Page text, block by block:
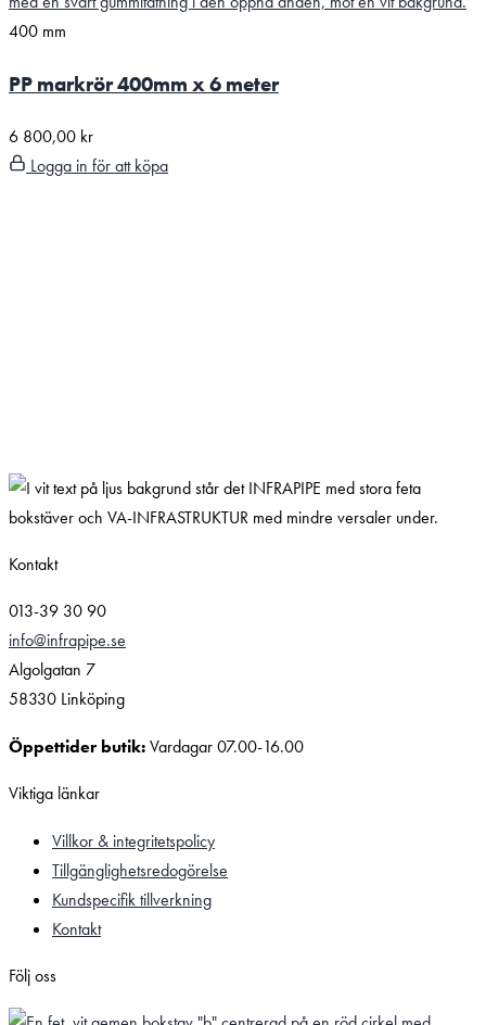
400 mm
PP markrör 400mm x 6 meter
6 800,00 kr
Logga in för att köpa
Kontakt
013-39 30 90
info@infrapipe.se
Algolgatan 7
58330 Linköping
Öppettider butik:Vardagar 07.00-16.00
Viktiga länkar
Villkor & integritetspolicy
Tillgänglighetsredogörelse
Kundspecifik tillverkning
Kontakt
Följ oss